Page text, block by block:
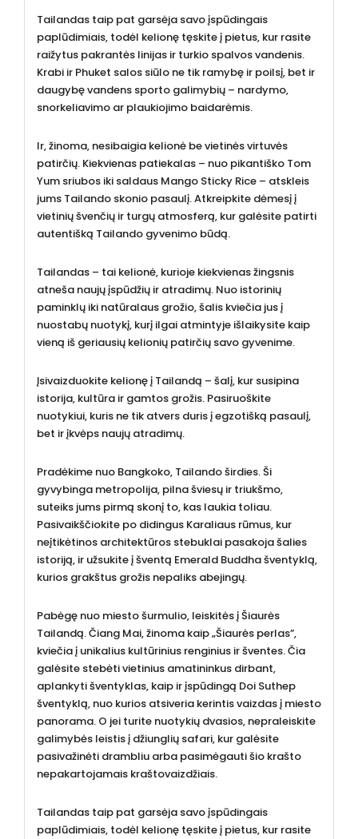
Tailandas taip pat garsėja savo įspūdingais
paplūdimiais, todėl kelionę tęskite į pietus, kur rasite
raižytus pakrantės linijas ir turkio spalvos vandenis.
Krabi ir Phuket salos siūlo ne tik ramybę ir poilsį, bet ir
daugybę vandens sporto galimybių – nardymo,
snorkeliavimo ar plaukiojimo baidarėmis.
Ir, žinoma, nesibaigia kelionė be vietinės virtuvės
patirčių. Kiekvienas patiekalas – nuo pikantiško Tom
Yum sriubos iki saldaus Mango Sticky Rice – atskleis
jums Tailando skonio pasaulį. Atkreipkite dėmesį į
vietinių švenčių ir turgų atmosferą, kur galėsite patirti
autentišką Tailando gyvenimo būdą.
Tailandas – tai kelionė, kurioje kiekvienas žingsnis
atneša naujų įspūdžių ir atradimų. Nuo istorinių
paminklų iki natūralaus grožio, šalis kviečia jus į
nuostabų nuotykį, kurį ilgai atmintyje išlaikysite kaip
vieną iš geriausių kelionių patirčių savo gyvenime.
Įsivaizduokite kelionę į Tailandą – šalį, kur susipina
istorija, kultūra ir gamtos grožis. Pasiruoškite
nuotykiui, kuris ne tik atvers duris į egzotišką pasaulį,
bet ir įkvėps naujų atradimų.
Pradėkime nuo Bangkoko, Tailando širdies. Ši
gyvybinga metropolija, pilna šviesų ir triukšmo,
suteiks jums pirmą skonį to, kas laukia toliau.
Pasivaikščiokite po didingus Karaliaus rūmus, kur
neįtikėtinos architektūros stebuklai pasakoja šalies
istoriją, ir užsukite į šventą Emerald Buddha šventyklą,
kurios grakštus grožis nepaliks abejingų.
Pabėgę nuo miesto šurmulio, leiskitės į Šiaurės
Tailandą. Čiang Mai, žinoma kaip „Šiaurės perlas”,
kviečia į unikalius kultūrinius renginius ir šventes. Čia
galėsite stebėti vietinius amatininkus dirbant,
aplankyti šventyklas, kaip ir įspūdingą Doi Suthep
šventyklą, nuo kurios atsiveria kerintis vaizdas į miesto
panorama. O jei turite nuotykių dvasios, nepraleiskite
galimybės leistis į džiunglių safari, kur galėsite
pasivažinėti drambliu arba pasimėgauti šio krašto
nepakartojamais kraštovaizdžiais.
Tailandas taip pat garsėja savo įspūdingais
paplūdimiais, todėl kelionę tęskite į pietus, kur rasite